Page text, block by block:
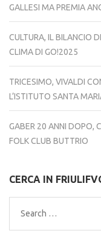
GALLESI MA PREMIA
CULTURA, IL BILANCIO
CLIMA DI GO!2025
TRICESIMO, VIVALDI
L’ISTITUTO SANTA
GABER 20 ANNI DOPO,
FOLK CLUB BUTTRIO
CERCA IN
Search
for: